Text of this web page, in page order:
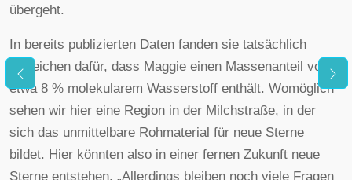
übergeht.
In bereits publizierten Daten fanden sie tatsächlich
Anzeichen dafür, dass Maggie einen Massenanteil von
etwa 8 % molekularem Wasserstoff enthält. Womöglich
sehen wir hier eine Region in der Milchstraße, in der
sich das unmittelbare Rohmaterial für neue Sterne
bildet. Hier könnten also in einer fernen Zukunft neue
Sterne entstehen. „Allerdings bleiben noch viele Fragen